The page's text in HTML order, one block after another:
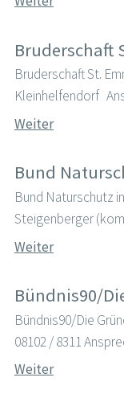
Bruderschaft
Bruderschaft St.
Kleinhelfendorf
Weiter
Bund
Bund Naturschutz
Steigenberger
Weiter
Bündnis90/
Bündnis90/Die
08102 / 8311
Weiter